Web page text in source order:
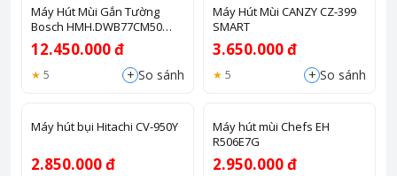
Máy Hút Mùi Gắn Tường
Bosch HMH.DWB77CM50
Series 6
12.450.000 đ
5 + So sánh
Máy Hút Mùi CANZY CZ-399
SMART
3.650.000 đ
5 + So sánh
Máy hút bụi Hitachi CV-950Y
2.850.000 đ
Máy hút mùi Chefs EH
R506E7G
2.950.000 đ